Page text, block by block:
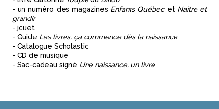
- un numéro des magazines Enfants Québec et Naître et
grandir
- jouet
- Guide Les livres, ça commence dès la naissance
- Catalogue Scholastic
- CD de musique
- Sac-cadeau signé Une naissance, un livre